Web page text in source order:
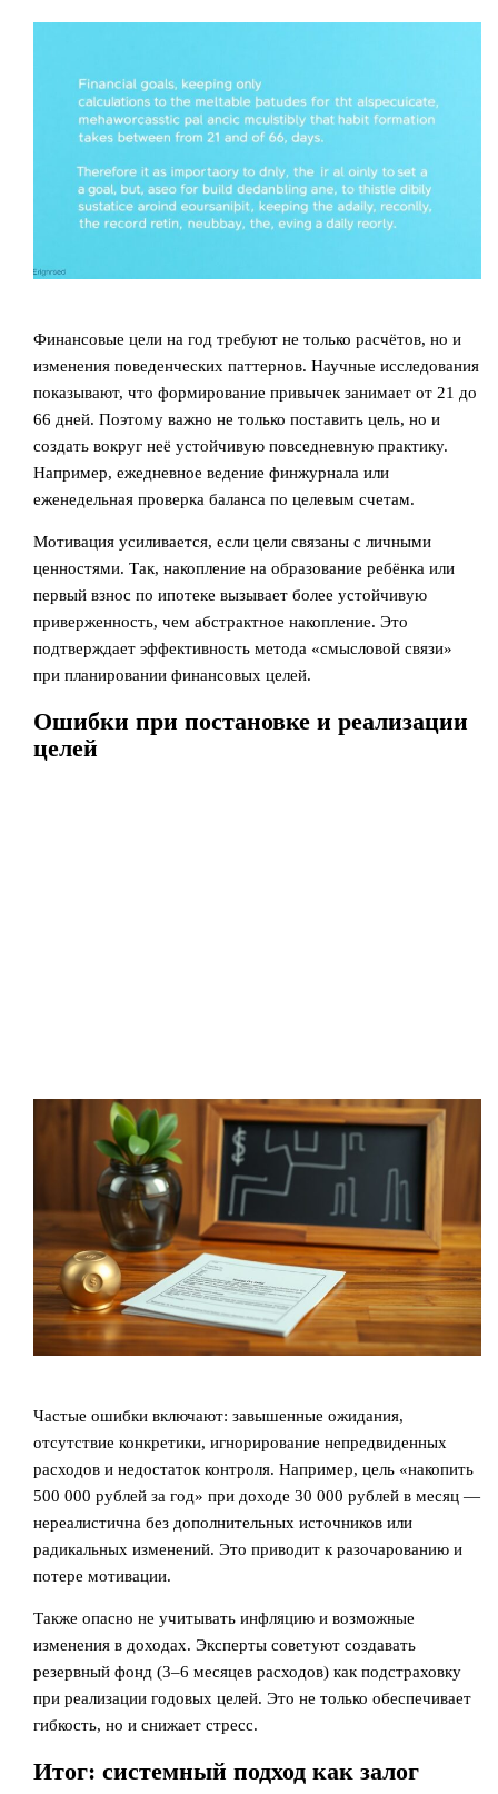
Финансовые цели на год требуют не только расчётов, но и
изменения поведенческих паттернов. Научные исследования
показывают, что формирование привычек занимает от 21 до
66 дней. Поэтому важно не только поставить цель, но и
создать вокруг неё устойчивую повседневную практику.
Например, ежедневное ведение финжурнала или
еженедельная проверка баланса по целевым счетам.
Мотивация усиливается, если цели связаны с личными
ценностями. Так, накопление на образование ребёнка или
первый взнос по ипотеке вызывает более устойчивую
приверженность, чем абстрактное накопление. Это
подтверждает эффективность метода «смысловой связи»
при планировании финансовых целей.
Ошибки при постановке и реализации
целей
Частые ошибки включают: завышенные ожидания,
отсутствие конкретики, игнорирование непредвиденных
расходов и недостаток контроля. Например, цель «накопить
500 000 рублей за год» при доходе 30 000 рублей в месяц —
нереалистична без дополнительных источников или
радикальных изменений. Это приводит к разочарованию и
потере мотивации.
Также опасно не учитывать инфляцию и возможные
изменения в доходах. Эксперты советуют создавать
резервный фонд (3–6 месяцев расходов) как подстраховку
при реализации годовых целей. Это не только обеспечивает
гибкость, но и снижает стресс.
Итог: системный подход как залог